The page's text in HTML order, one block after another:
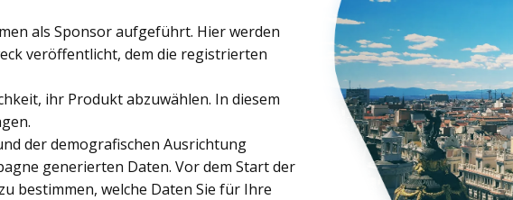
als Sponsor aufgeführt. Hier werden
veröffentlicht, dem die registrierten
ihr Produkt abzuwählen. In diesem
der demografischen Ausrichtung
generierten Daten. Vor dem Start der
bestimmen, welche Daten Sie für Ihre